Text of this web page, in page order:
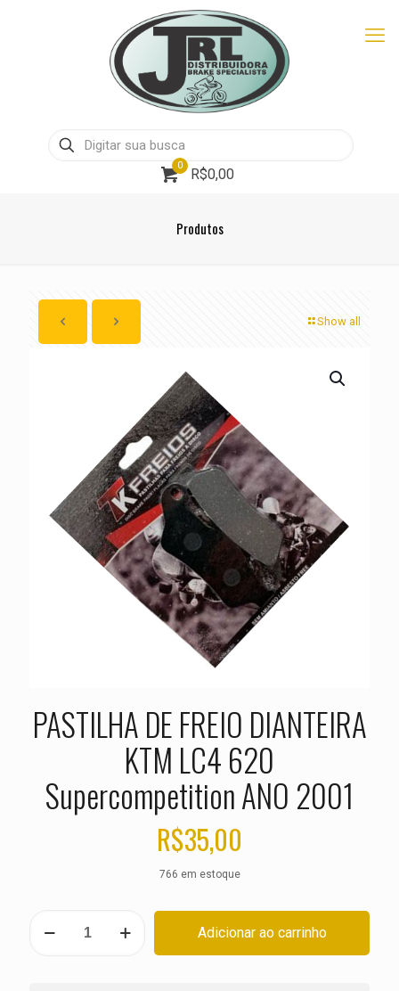
0
R$0,00
Produtos
Show all
PASTILHA DE FREIO DIANTEIRA
KTM LC4 620
Supercompetition ANO 2001
R$35,00
766 em estoque
Adicionar ao carrinho